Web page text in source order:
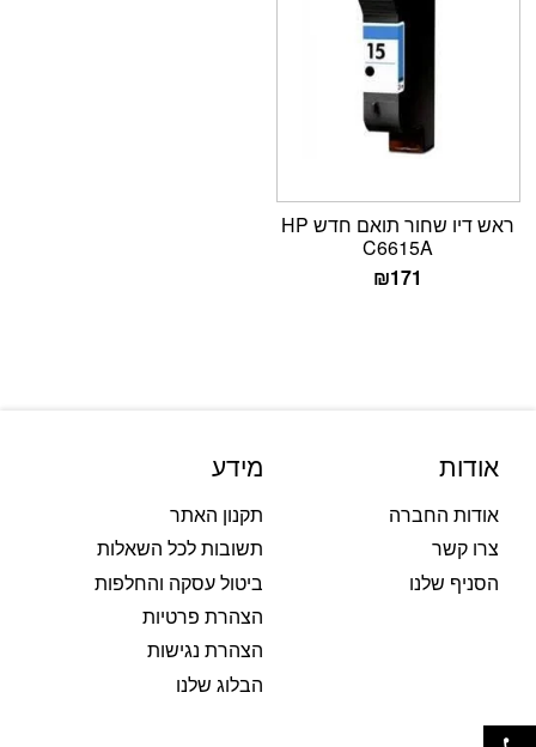
ראש דיו שחור תואם חדש HP
C6615A
₪171
אודות
אודות החברה
צרו קשר
הסניף שלנו
מידע
תקנון האתר
תשובות לכל השאלות
ביטול עסקה והחלפות
הצהרת פרטיות
הצהרת נגישות
הבלוג שלנו
פתח סרגל נגישות